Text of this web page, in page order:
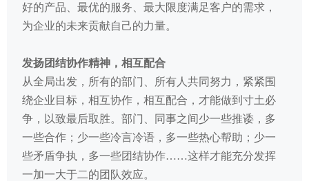
好的产品、最优的服务、最大限度满足客户的需求，
为企业的未来贡献自己的力量。
发扬团结协作精神，相互配合
从全局出发，所有的部门、所有人共同努力，紧紧围
绕企业目标，相互协作，相互配合，才能做到寸土必
争，以致最后取胜。部门、同事之间少一些推诿，多
一些合作；少一些冷言冷语，多一些热心帮助；少一
些矛盾争执，多一些团结协作……这样才能充分发挥
一加一大于二的团队效应。